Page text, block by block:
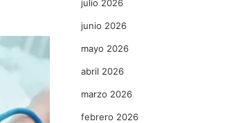
julio 2026
junio 2026
mayo 2026
abril 2026
marzo 2026
febrero 2026